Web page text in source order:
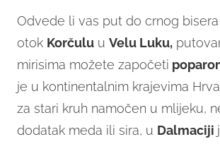
Odvede li vas put do crnog bisera
otok Korčulu u Velu Luku,
mirisima možete započeti
je u kontinentalnim krajevima
za stari kruh namočen u mlijeku,
dodatak meda ili sira, u Dalmaciji